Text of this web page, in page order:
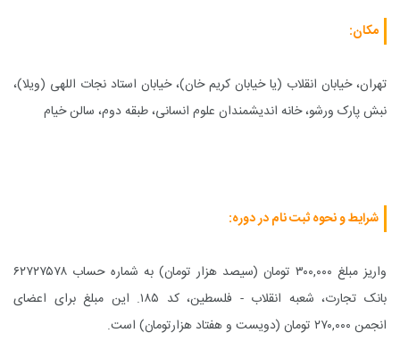
مکان:
تهران، خیابان انقلاب (یا خیابان کریم خان)، خیابان استاد نجات اللهی (ویلا)،
نبش پارک ورشو، خانه اندیشمندان علوم انسانی، طبقه دوم، سالن خیام
شرایط و نحوه ثبت نام در دوره:
واریز مبلغ ۳۰۰,۰۰۰ تومان (سیصد هزار تومان) به شماره حساب ۶۲۷۲۷۵۷۸
بانک تجارت، شعبه انقلاب - فلسطین، کد ۱۸۵. این مبلغ برای اعضای
انجمن ۲۷۰,۰۰۰ تومان (دویست و هفتاد هزارتومان) است.